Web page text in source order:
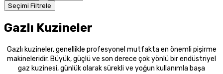
Seçimi Filtrele
Gazlı Kuzineler
Gazlı kuzineler, genellikle profesyonel mutfakta en önemli pişirme
makineleridir. Büyük, güçlü ve son derece çok yönlü bir endüstriyel
gaz kuzinesi, günlük olarak sürekli ve yoğun kullanımla başa